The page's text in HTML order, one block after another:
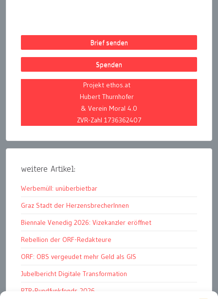
Brief senden
Spenden
Projekt ethos.at
Hubert Thurnhofer
& Verein Moral 4.0
ZVR-Zahl 1736362407
weitere Artikel:
Werbemüll: unüberbietbar
Graz Stadt der HerzensbrecherInnen
Biennale Venedig 2026: Vizekanzler eröffnet
Rebellion der ORF-Redakteure
ORF: OBS vergeudet mehr Geld als GIS
Jubelbericht Digitale Transformation
RTR-Rundfunkfonds 2026